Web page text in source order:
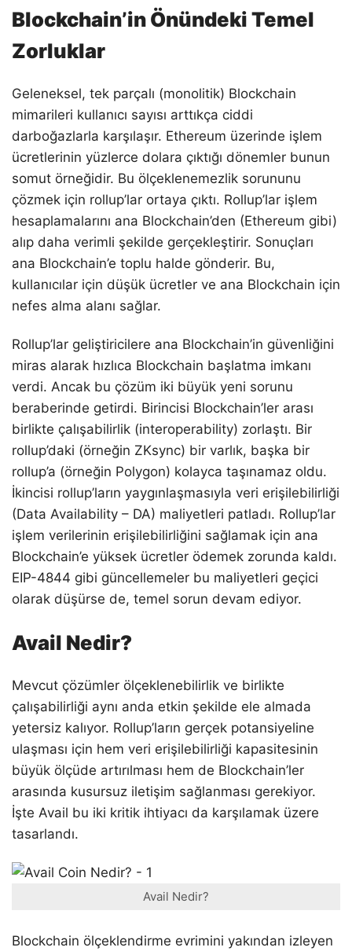
Blockchain’in Önündeki Temel
Zorluklar
Geleneksel, tek parçalı (monolitik) Blockchain
mimarileri kullanıcı sayısı arttıkça ciddi
darboğazlarla karşılaşır. Ethereum üzerinde işlem
ücretlerinin yüzlerce dolara çıktığı dönemler bunun
somut örneğidir. Bu ölçeklenemezlik sorununu
çözmek için rollup’lar ortaya çıktı. Rollup’lar işlem
hesaplamalarını ana Blockchain’den (Ethereum gibi)
alıp daha verimli şekilde gerçekleştirir. Sonuçları
ana Blockchain’e toplu halde gönderir. Bu,
kullanıcılar için düşük ücretler ve ana Blockchain için
nefes alma alanı sağlar.
Rollup’lar geliştiricilere ana Blockchain’in güvenliğini
miras alarak hızlıca Blockchain başlatma imkanı
verdi. Ancak bu çözüm iki büyük yeni sorunu
beraberinde getirdi. Birincisi Blockchain’ler arası
birlikte çalışabilirlik (interoperability) zorlaştı. Bir
rollup’daki (örneğin ZKsync) bir varlık, başka bir
rollup’a (örneğin Polygon) kolayca taşınamaz oldu.
İkincisi rollup’ların yaygınlaşmasıyla veri erişilebilirliği
(Data Availability – DA) maliyetleri patladı. Rollup’lar
işlem verilerinin erişilebilirliğini sağlamak için ana
Blockchain’e yüksek ücretler ödemek zorunda kaldı.
EIP-4844 gibi güncellemeler bu maliyetleri geçici
olarak düşürse de, temel sorun devam ediyor.
Avail Nedir?
Mevcut çözümler ölçeklenebilirlik ve birlikte
çalışabilirliği aynı anda etkin şekilde ele almada
yetersiz kalıyor. Rollup’ların gerçek potansiyeline
ulaşması için hem veri erişilebilirliği kapasitesinin
büyük ölçüde artırılması hem de Blockchain’ler
arasında kusursuz iletişim sağlanması gerekiyor.
İşte Avail bu iki kritik ihtiyacı da karşılamak üzere
tasarlandı.
Avail Nedir?
Blockchain ölçeklendirme evrimini yakından izleyen